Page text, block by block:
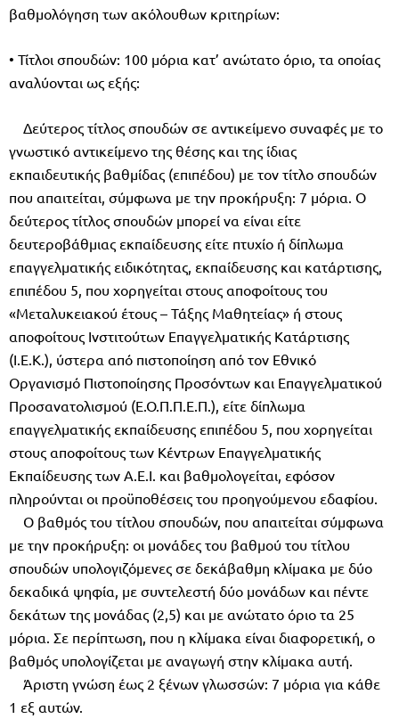
βαθμολόγηση των ακόλουθων κριτηρίων:
• Τίτλοι σπουδών: 100 μόρια κατ’ ανώτατο όριο, τα οποίας
αναλύονται ως εξής:
Δεύτερος τίτλος σπουδών σε αντικείμενο συναφές με το
γνωστικό αντικείμενο της θέσης και της ίδιας
εκπαιδευτικής βαθμίδας (επιπέδου) με τον τίτλο σπουδών
που απαιτείται, σύμφωνα με την προκήρυξη: 7 μόρια. Ο
δεύτερος τίτλος σπουδών μπορεί να είναι είτε
δευτεροβάθμιας εκπαίδευσης είτε πτυχίο ή δίπλωμα
επαγγελματικής ειδικότητας, εκπαίδευσης και κατάρτισης,
επιπέδου 5, που χορηγείται στους αποφοίτους του
«Μεταλυκειακού έτους – Τάξης Μαθητείας» ή στους
αποφοίτους Ινστιτούτων Επαγγελματικής Κατάρτισης
(Ι.Ε.Κ.), ύστερα από πιστοποίηση από τον Εθνικό
Οργανισμό Πιστοποίησης Προσόντων και Επαγγελματικού
Προσανατολισμού (Ε.Ο.Π.Π.Ε.Π.), είτε δίπλωμα
επαγγελματικής εκπαίδευσης επιπέδου 5, που χορηγείται
στους αποφοίτους των Κέντρων Επαγγελματικής
Εκπαίδευσης των Α.Ε.Ι. και βαθμολογείται, εφόσον
πληρούνται οι προϋποθέσεις του προηγούμενου εδαφίου.
Ο βαθμός του τίτλου σπουδών, που απαιτείται σύμφωνα
με την προκήρυξη: οι μονάδες του βαθμού του τίτλου
σπουδών υπολογιζόμενες σε δεκάβαθμη κλίμακα με δύο
δεκαδικά ψηφία, με συντελεστή δύο μονάδων και πέντε
δεκάτων της μονάδας (2,5) και με ανώτατο όριο τα 25
μόρια. Σε περίπτωση, που η κλίμακα είναι διαφορετική, ο
βαθμός υπολογίζεται με αναγωγή στην κλίμακα αυτή.
Άριστη γνώση έως 2 ξένων γλωσσών: 7 μόρια για κάθε
1 εξ αυτών.